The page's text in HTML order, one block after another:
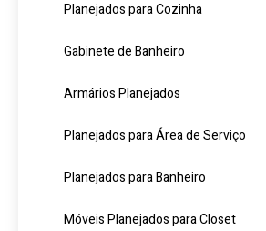
Planejados para Cozinha
Gabinete de Banheiro
Armários Planejados
Planejados para Área de Serviço
Planejados para Banheiro
Móveis Planejados para Closet